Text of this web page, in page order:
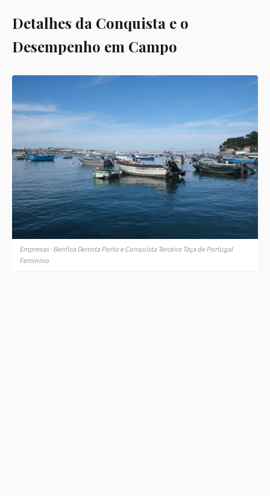
Detalhes da Conquista e o
Desempenho em Campo
Empresas · Benfica Derrota Porto e Conquista Terceira Taça de Portugal
Feminino